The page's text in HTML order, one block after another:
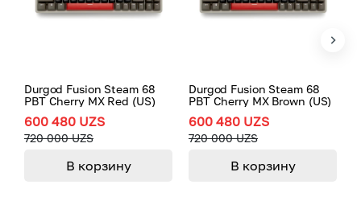
600 480 UZS
720 000 UZS
Durgod Fusion Steam 68
PBT Cherry MX Red (US)
В корзину
600 480 UZS
720 000 UZS
Durgod Fusion Steam 68
PBT Cherry MX Brown (US)
В корзину